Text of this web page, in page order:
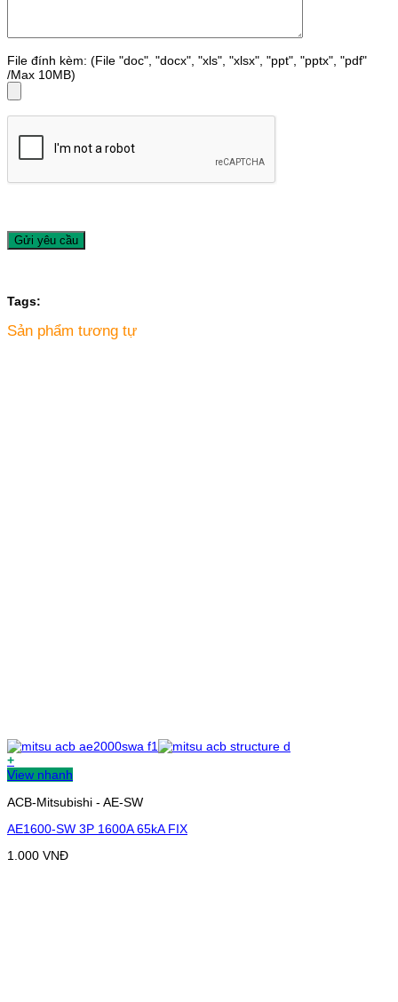
File đính kèm: (File "doc", "docx", "xls", "xlsx", "ppt", "pptx", "pdf"
/Max 10MB)
Tags:
Sản phẩm tương tự
+
View nhanh
ACB-Mitsubishi - AE-SW
AE1600-SW 3P 1600A 65kA FIX
1.000 VNĐ